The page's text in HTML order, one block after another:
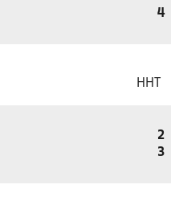
4
HHT
2
3